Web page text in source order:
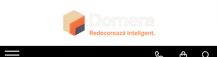
Toate Produsele
Parchet